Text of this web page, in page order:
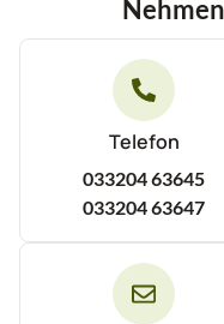
Telefon
033204 63645
033204 63647